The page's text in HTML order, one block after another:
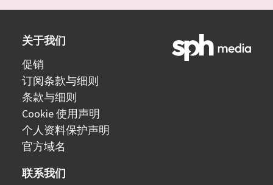
关于我们
促销
订阅条款与细则
条款与细则
Cookie 使用声明
个人资料保护声明
官方域名
联系我们